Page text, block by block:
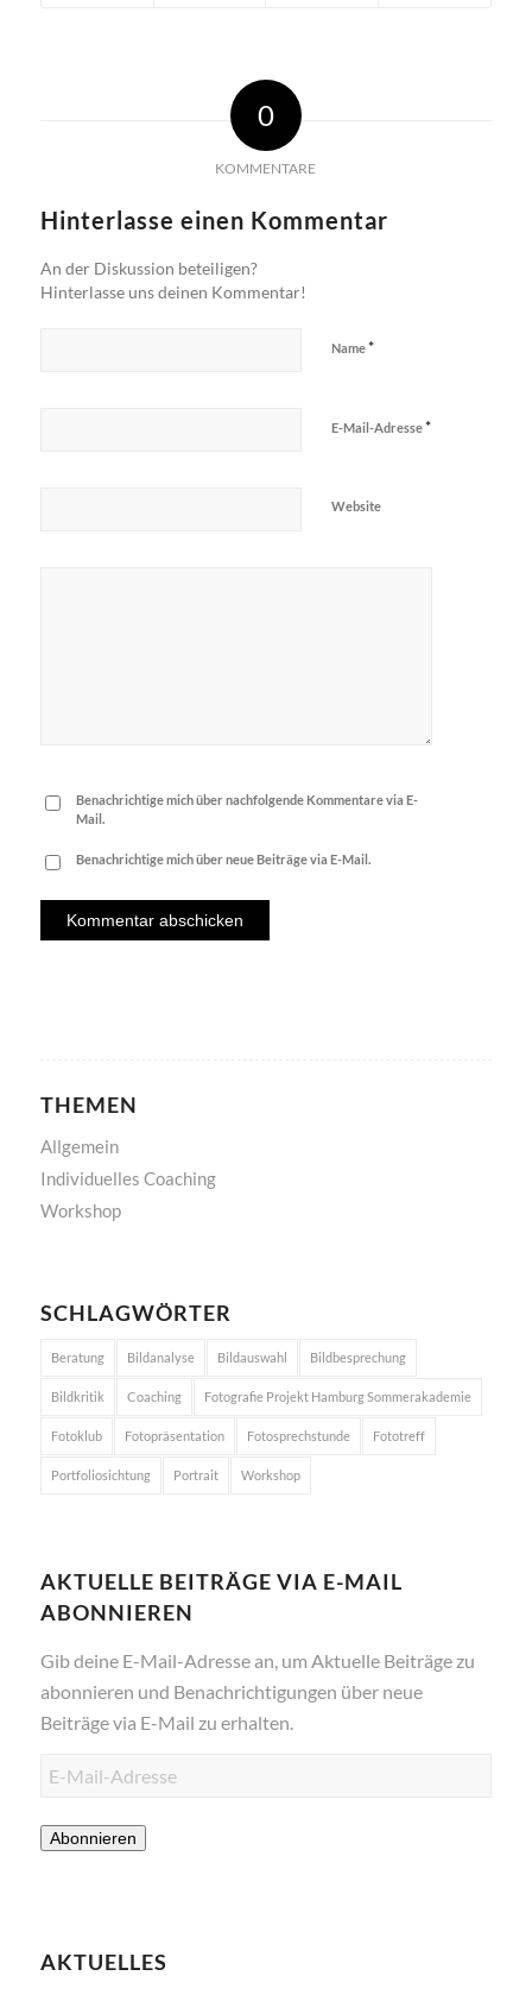
0
KOMMENTARE
Hinterlasse einen Kommentar
An der Diskussion beteiligen?
Hinterlasse uns deinen Kommentar!
Name*
E-Mail-Adresse*
Website
Benachrichtige mich über nachfolgende Kommentare via E-
Mail.
Benachrichtige mich über neue Beiträge via E-Mail.
THEMEN
Allgemein
Individuelles Coaching
Workshop
SCHLAGWÖRTER
Beratung Bildanalyse Bildauswahl Bildbesprechung
Bildkritik Coaching Fotografie Projekt Hamburg Sommerakademie
Fotoklub Fotopräsentation Fotosprechstunde Fototreff
Portfoliosichtung Portrait Workshop
AKTUELLE BEITRÄGE VIA E-MAIL
ABONNIEREN
Gib deine E-Mail-Adresse an, um Aktuelle Beiträge zu
abonnieren und Benachrichtigungen über neue
Beiträge via E-Mail zu erhalten.
E-
Adresse
Abonnieren
AKTUELLES